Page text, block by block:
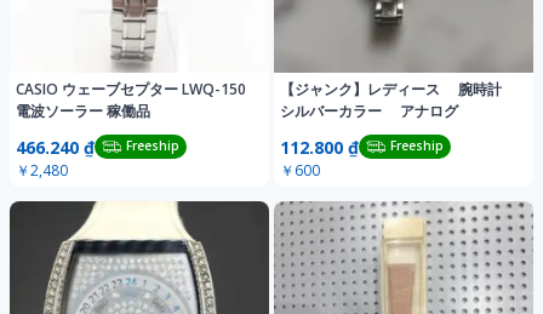
CASIO ウェーブセプター LWQ-150
電波ソーラー 稼働品
466.240 ₫ Freeship
￥2,480
【ジャンク】レディース 腕時計
シルバーカラー アナログ
112.800 ₫ Freeship
￥600